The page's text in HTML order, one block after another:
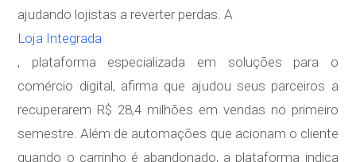
ajudando lojistas a reverter perdas. A
Loja Integrada
, plataforma especializada em soluções para o
comércio digital, afirma que ajudou seus parceiros a
recuperarem R$ 28,4 milhões em vendas no primeiro
semestre. Além de automações que acionam o cliente
quando o carrinho é abandonado, a plataforma indica